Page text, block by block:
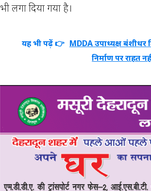
भी लगा दिया गया है।
यह भी पढ़ें 👉 MDDA उपाध्यक्ष
निर्माण पर राहत